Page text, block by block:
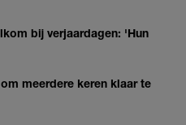
bij verjaardagen: 'Hun
meerdere keren klaar te